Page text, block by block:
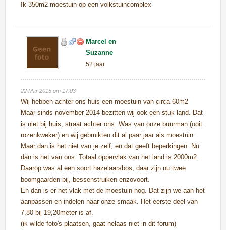
Ik 350m2 moestuin op een volkstuincomplex
Marcel en
Suzanne
52 jaar
22 Mar 2015 om 17:03
Wij hebben achter ons huis een moestuin van circa 60m2
Maar sinds november 2014 bezitten wij ook een stuk land. Dat
is niet bij huis, straat achter ons. Was van onze buurman (ooit
rozenkweker) en wij gebruikten dit al paar jaar als moestuin.
Maar dan is het niet van je zelf, en dat geeft beperkingen. Nu
dan is het van ons. Totaal oppervlak van het land is 2000m2.
Daarop was al een soort hazelaarsbos, daar zijn nu twee
boomgaarden bij, bessenstruiken enzovoort.
En dan is er het vlak met de moestuin nog. Dat zijn we aan het
aanpassen en indelen naar onze smaak. Het eerste deel van
7,80 bij 19,20meter is af.
(ik wilde foto's plaatsen, gaat helaas niet in dit forum)